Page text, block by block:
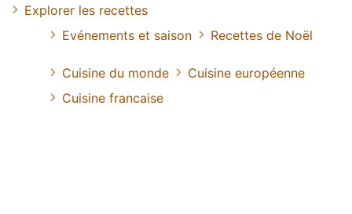
Explorer les recettes
Evénements et saison
Recettes de Noël
Cuisine du monde
Cuisine européenne
Cuisine francaise